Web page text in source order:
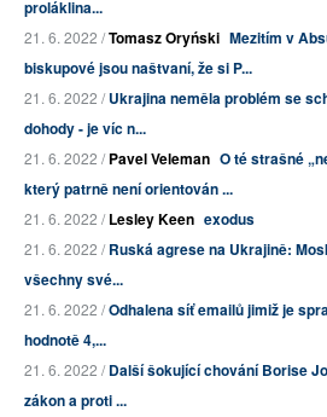
proláklina...
21. 6. 2022 /Tomasz Oryński Mezitím v
biskupové jsou naštvaní, že si P...
21. 6. 2022 /Ukrajina neměla problém se
dohody - je víc n...
21. 6. 2022 /Pavel Veleman O té strašné
který patrně není orientován ...
21. 6. 2022 /Lesley Keen exodus
21. 6. 2022 /Ruská agrese na Ukrajině:
všechny své...
21. 6. 2022 /Odhalena síť emailů jimiž je
hodnotě 4,...
21. 6. 2022 /Další šokující chování Borise
zákon a proti ...